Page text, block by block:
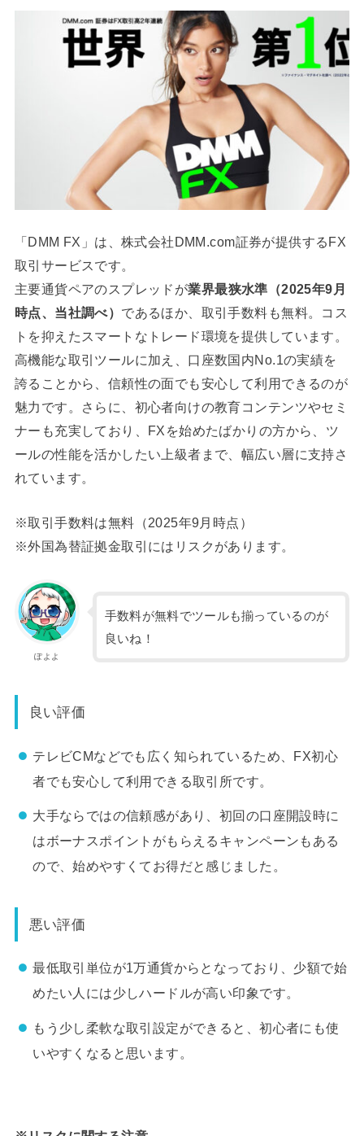
「DMM FX」は、株式会社DMM.com証券が提供するFX
取引サービスです。
主要通貨ペアのスプレッドが業界最狭水準（2025年9月
時点、当社調べ） であるほか、取引手数料も無料。コス
トを抑えたスマートなトレード環境を提供しています。
高機能な取引ツールに加え、口座数国内No.1の実績を
誇ることから、信頼性の面でも安心して利用できるのが
魅力です。さらに、初心者向けの教育コンテンツやセミ
ナーも充実しており、FXを始めたばかりの方から、ツ
ールの性能を活かしたい上級者まで、幅広い層に支持さ
れています。
※取引手数料は無料（2025年9月時点）
※外国為替証拠金取引にはリスクがあります。
ぽよよ
手数料が無料でツールも揃っているのが
良いね！
良い評価
テレビCMなどでも広く知られているため、FX初心
者でも安心して利用できる取引所です。
大手ならではの信頼感があり、初回の口座開設時に
はボーナスポイントがもらえるキャンペーンもある
ので、始めやすくてお得だと感じました。
悪い評価
最低取引単位が1万通貨からとなっており、少額で始
めたい人には少しハードルが高い印象です。
もう少し柔軟な取引設定ができると、初心者にも使
いやすくなると思います。